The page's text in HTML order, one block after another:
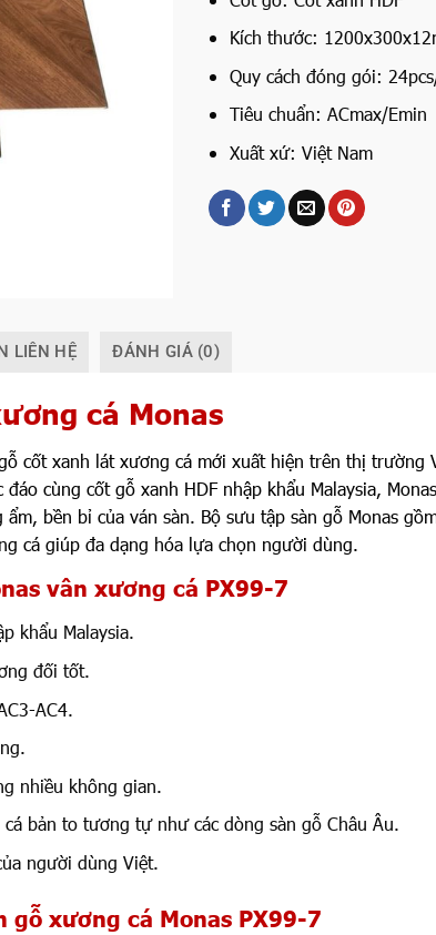
Kích thước:
Quy cách đóng gói:
Tiêu chuẩn: ACmax/Emin
Xuất xứ: Việt Nam
LIÊN HỆ ĐÁNH GIÁ (0)
cá Monas
cốt xanh lát xương cá mới xuất hiện trên thị trường
cùng cốt gỗ xanh HDF nhập khẩu Malaysia,
bền bỉ của ván sàn. Bộ sưu tập sàn gỗ Monas
cá giúp đa dạng hóa lựa chọn người dùng.
vân xương cá PX99-7
khẩu Malaysia.
đối tốt.
AC4.
nhiều không gian.
bản to tương tự như các dòng sàn gỗ Châu Âu.
người dùng Việt.
gỗ xương cá Monas PX99-7